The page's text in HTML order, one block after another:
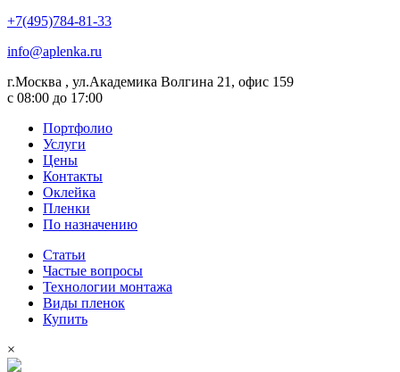
+7(495)784-81-33
info@aplenka.ru
г.Москва , ул.Академика Волгина 21, офис 159
с 08:00 до 17:00
Портфолио
Услуги
Цены
Контакты
Оклейка
Пленки
По назначению
Статьи
Частые вопросы
Технологии монтажа
Виды пленок
Купить
×